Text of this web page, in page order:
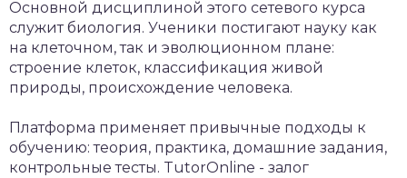
Основной дисциплиной этого сетевого курса
служит биология. Ученики постигают науку как
на клеточном, так и эволюционном плане:
строение клеток, классификация живой
природы, происхождение человека.
Платформа применяет привычные подходы к
обучению: теория, практика, домашние задания,
контрольные тесты. TutorOnline - залог